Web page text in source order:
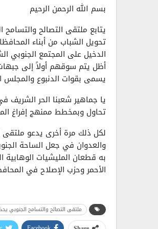
بسم الله الرحمن الرحيم
يتابع ملتقى التصالح
تحويل الشباب من أبناء
الدخيل على المجتمع الجنوبي
أظل يتم سوقهم أولاً إلى
يسمى بقوات الدنبوع والمجلس
يا جماهير شعبنا الحر الشريف
تحاول وبمخطط ممنهج إفراغ
لكل ذلك مرة أخرى يدعو ملتقى
والعدوان في جعل الساحة
به قطعان المليشيات الوهابية
الأحمر وحزب الإصلاح في
يا جماهير شعبنا اليمني
المحافظات الجنوبية الشرفاء..
الجنوبي 27
ملتقى التصالح والتسامح الجنوبي